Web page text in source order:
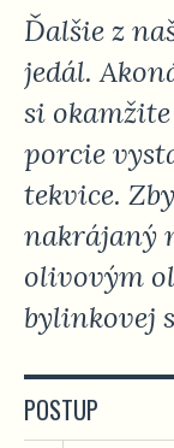
Ďalšie z
jedál.
si
porcie
tekvice.
nakrájaný
olivovým
bylinkovej
POSTUP